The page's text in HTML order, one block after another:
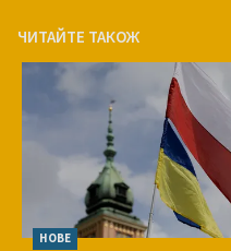
ЧИТАЙТЕ ТАКОЖ
НОВЕ